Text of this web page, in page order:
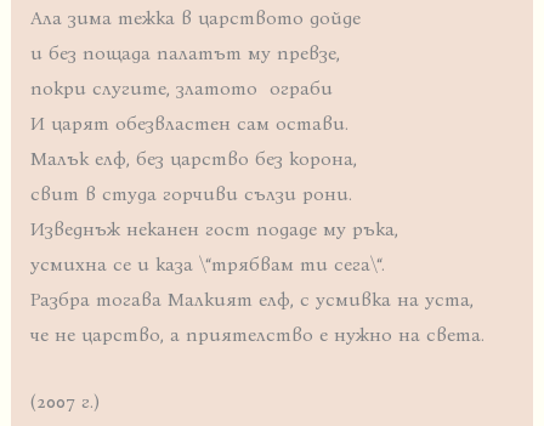
Ала зима тежка в царството дойде
и без пощада палатът му превзе,
покри слугите, златото ограби
И царят обезвластен сам остави.
Малък елф, без царство без корона,
свит в студа горчиви сълзи рони.
Изведнъж неканен гост подаде му ръка,
усмихна се и каза \“трябвам ти сега\“.
Разбра тогава Малкият елф, с усмивка на уста,
че не царство, а приятелство е нужно на света.
(2007 г.)